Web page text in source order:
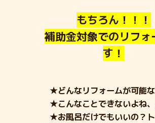
もちろん！！！
補助金対象でのリフォ
す！
★どんなリフォームが可能
★こんなことできないよね、
★お風呂だけでもいいの？